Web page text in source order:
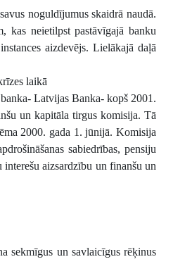
noguldījumus skaidrā naudā.
kas neietilpst pastāvīgajā banku
aizdevējs. Lielākajā daļā
laikā
Latvijas Banka- kopš 2001.
un kapitāla tirgus komisija. Tā
2000. gada 1. jūnijā. Komisija
sabiedrības, pensiju
aizsardzību un finanšu un
sekmīgus un savlaicīgus rēķinus